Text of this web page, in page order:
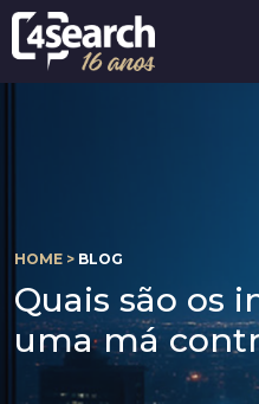
HOME > BLOG
Quais são os
uma má